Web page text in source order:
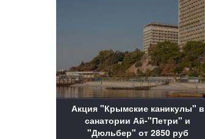
Акция "Крымские каникулы" в
санатории Ай-"Петри" и
"Дюльбер" от 2850 руб